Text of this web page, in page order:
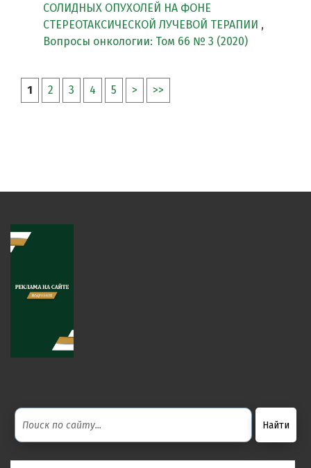
СОЛИДНЫХ ОПУХОЛЕЙ НА ФОНЕ
СТЕРЕОТАКСИЧЕСКОЙ ЛУЧЕВОЙ ТЕРАПИИ ,
Вопросы онкологии: Том 66 № 3 (2020)
1 2 3 4 5 > >>